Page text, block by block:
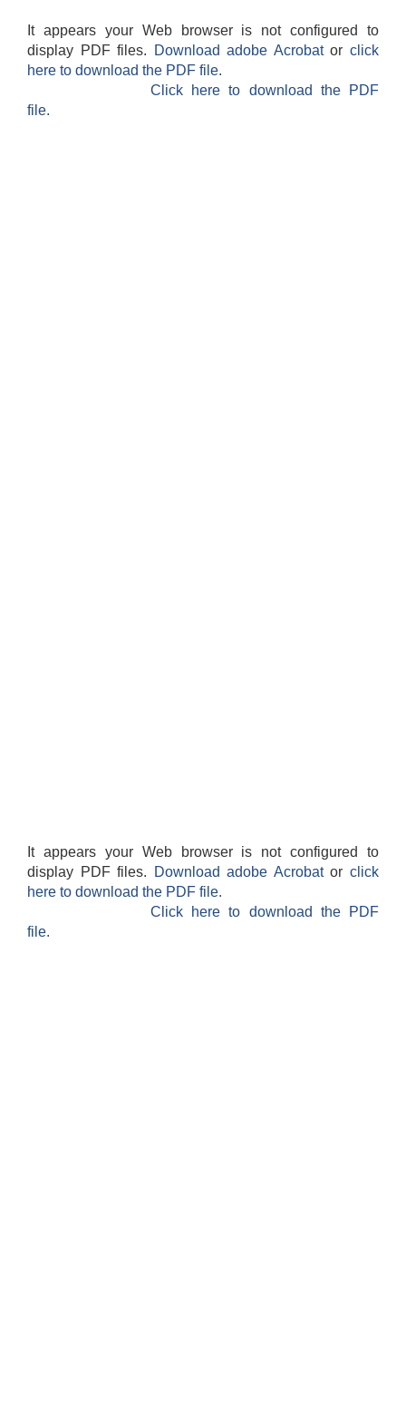
It appears your Web browser is not configured to
display PDF files.
Download adobe Acrobatorclick
here to download the PDF file.
Click here to download the PDF
file.
It appears your Web browser is not configured to
display PDF files.
Download adobe Acrobatorclick
here to download the PDF file.
Click here to download the PDF
file.